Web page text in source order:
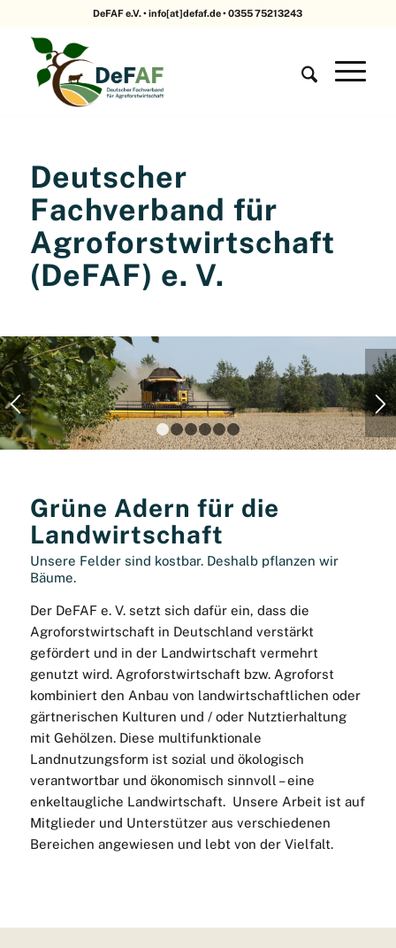
DeFAF e.V. • info[at]defaf.de • 0355 75213243
Deutscher
Fachverband für
Agroforstwirtschaft
(DeFAF) e. V.
1 2 3 4 5 6
Grüne Adern für die
Landwirtschaft
Unsere Felder sind kostbar. Deshalb pflanzen wir
Bäume.
Der DeFAF e. V. setzt sich dafür ein, dass die
Agroforstwirtschaft in Deutschland verstärkt
gefördert und in der Landwirtschaft vermehrt
genutzt wird. Agroforstwirtschaft bzw. Agroforst
kombiniert den Anbau von landwirtschaftlichen oder
gärtnerischen Kulturen und / oder Nutztierhaltung
mit Gehölzen. Diese multifunktionale
Landnutzungsform ist sozial und ökologisch
verantwortbar und ökonomisch sinnvoll – eine
enkeltaugliche Landwirtschaft. Unsere Arbeit ist auf
Mitglieder und Unterstützer aus verschiedenen
Bereichen angewiesen und lebt von der Vielfalt.